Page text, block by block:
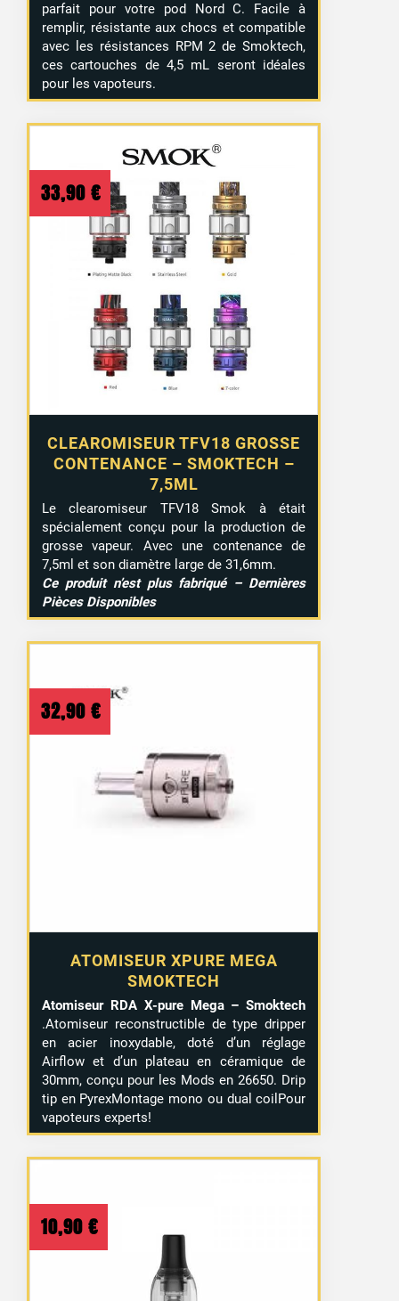
parfait pour votre pod Nord C. Facile à
remplir, résistante aux chocs et compatible
avec les résistances RPM 2 de Smoktech,
ces cartouches de 4,5 mL seront idéales
pour les vapoteurs.
CLEAROMISEUR TFV18 GROSSE
CONTENANCE – SMOKTECH –
7,5ML
33,90 €
Le clearomiseur TFV18 Smok à était
spécialement conçu pour la production de
grosse vapeur. Avec une contenance de
7,5ml et son diamètre large de 31,6mm.
Ce produit n’est plus fabriqué – Dernières
Pièces Disponibles
ATOMISEUR XPURE MEGA
SMOKTECH
32,90 €
Atomiseur RDA X-pure Mega – Smoktech
.Atomiseur reconstructible de type dripper
en acier inoxydable, doté d’un réglage
Airflow et d’un plateau en céramique de
30mm, conçu pour les Mods en 26650. Drip
tip en PyrexMontage mono ou dual coilPour
vapoteurs experts!
10,90 €